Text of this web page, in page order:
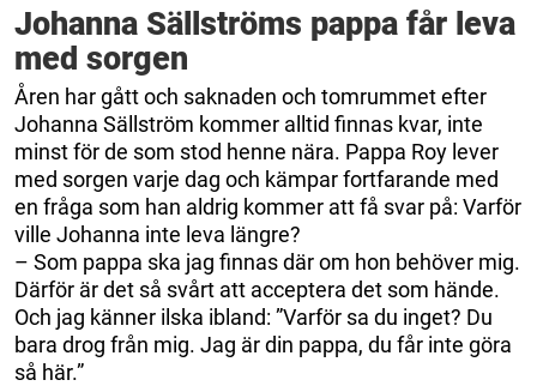
Johanna Sällströms pappa får leva
med sorgen
Åren har gått och saknaden och tomrummet efter
Johanna Sällström kommer alltid finnas kvar, inte
minst för de som stod henne nära. Pappa Roy lever
med sorgen varje dag och kämpar fortfarande med
en fråga som han aldrig kommer att få svar på: Varför
ville Johanna inte leva längre?
– Som pappa ska jag finnas där om hon behöver mig.
Därför är det så svårt att acceptera det som hände.
Och jag känner ilska ibland: ”Varför sa du inget? Du
bara drog från mig. Jag är din pappa, du får inte göra
så här.”